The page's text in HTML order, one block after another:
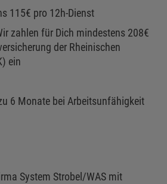
115€ pro 12h-Dienst
zahlen für Dich mindestens 208€
der Rheinischen
ein
6 Monate bei Arbeitsunfähigkeit
System Strobel/WAS mit